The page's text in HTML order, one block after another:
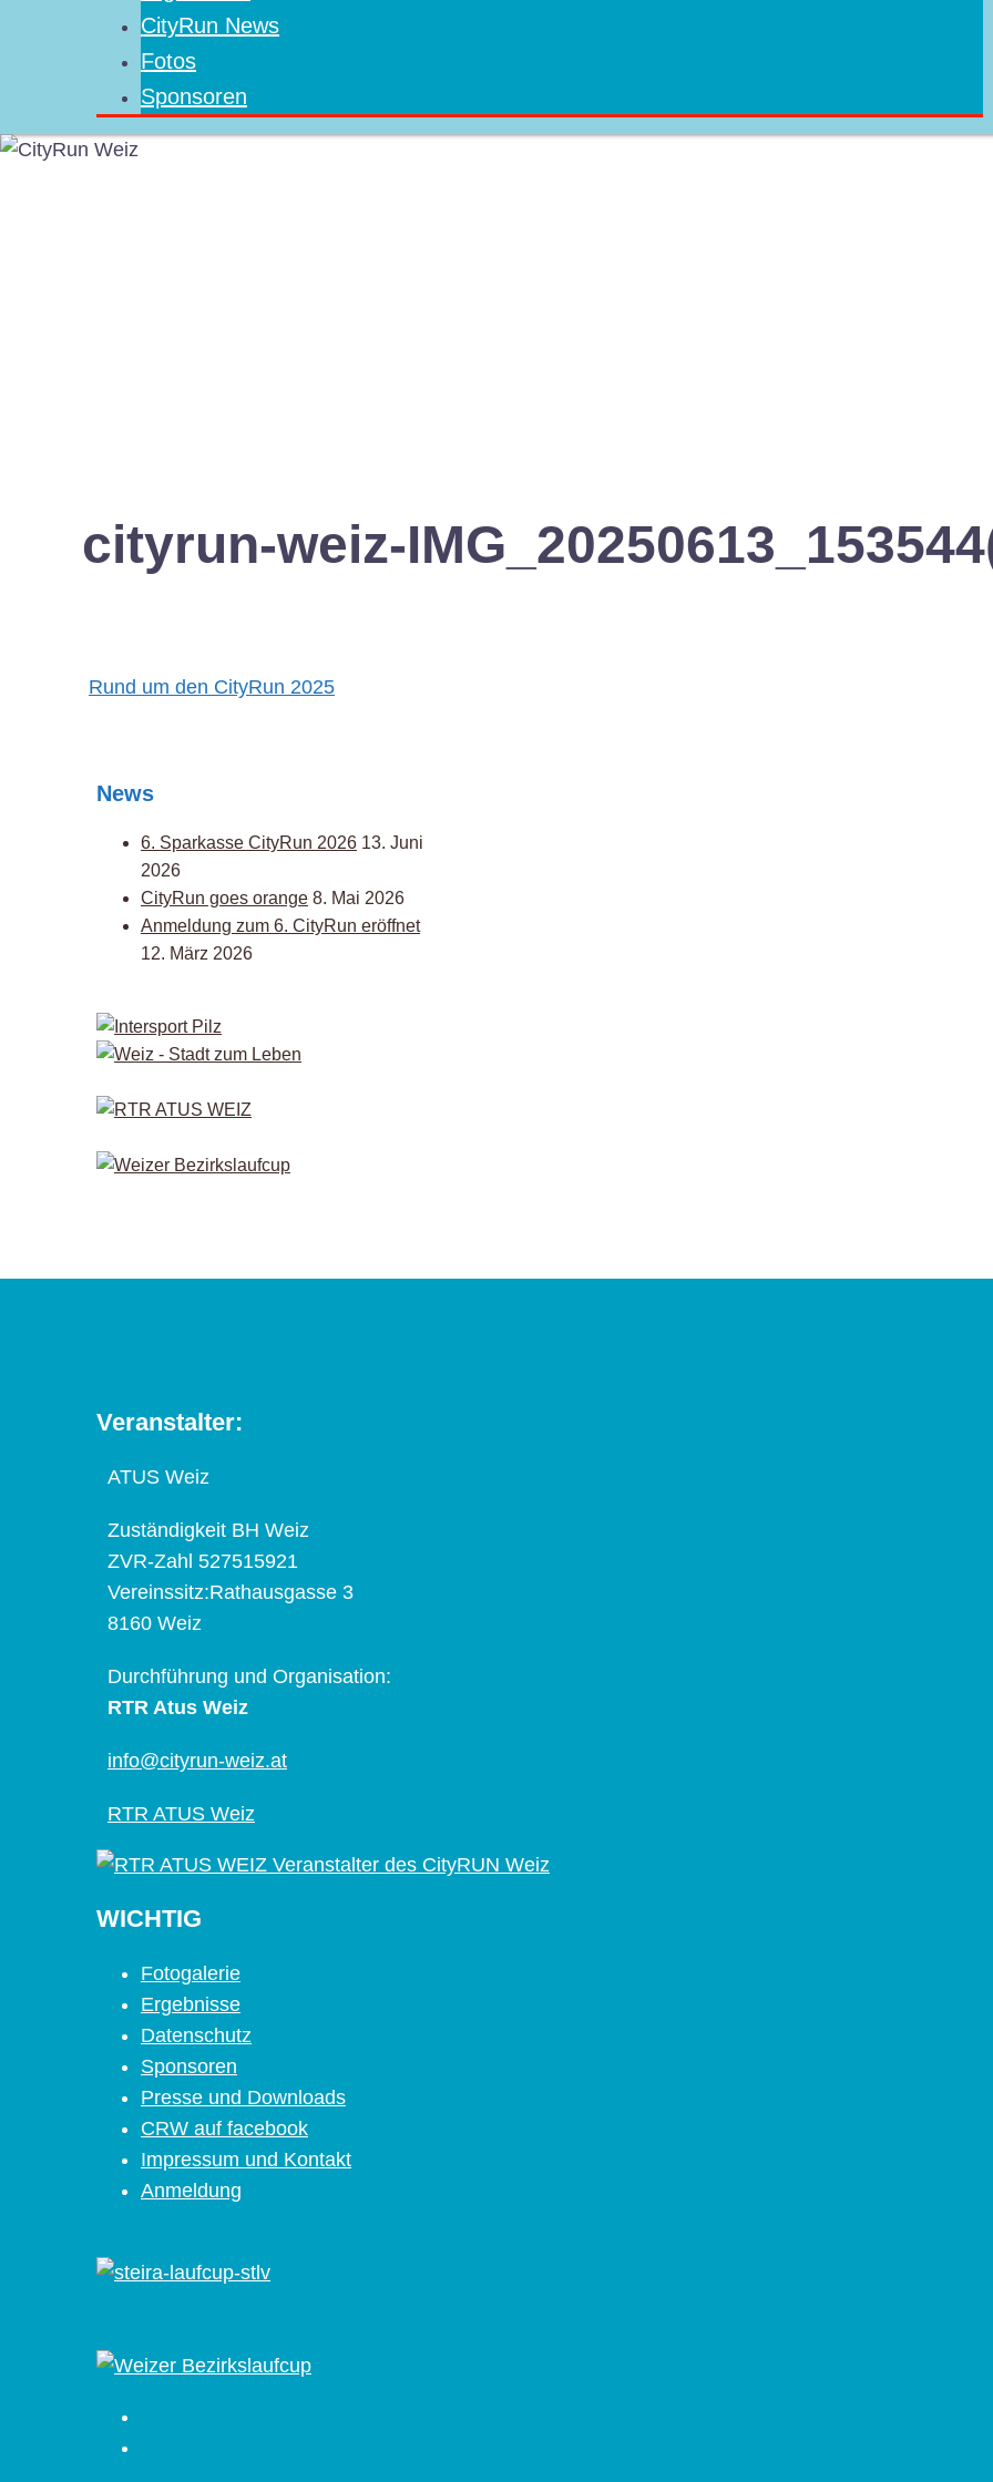
CityRun News
Fotos
Sponsoren
cityrun-weiz-
Post
Rund um den CityRun 2025
News
6. Sparkasse CityRun 2026 13. Juni
2026
CityRun goes orange 8. Mai 2026
Anmeldung zum 6. CityRun eröffnet
12. März 2026
Veranstalter:
ATUS Weiz
Zuständigkeit BH Weiz
ZVR-Zahl 527515921
Vereinssitz:Rathausgasse 3
8160 Weiz
Durchführung und Organisation:
RTR Atus Weiz
info@cityrun-weiz.at
RTR ATUS Weiz
WICHTIG
Fotogalerie
Ergebnisse
Datenschutz
Sponsoren
Presse und Downloads
CRW auf facebook
Impressum und Kontakt
Anmeldung